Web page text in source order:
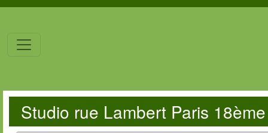
Studio rue Lambert Paris 18ème